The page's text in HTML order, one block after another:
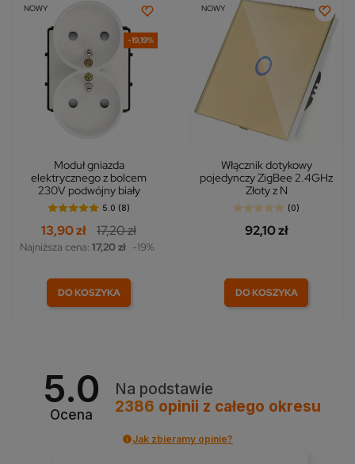
-19,19%
NOWY
Moduł gniazda
elektrycznego z bolcem
230V podwójny biały
5.0 (8)
13,90 zł 17,20 zł
Najniższa cena: 17,20 zł -19%
DO KOSZYKA
NOWY
Włącznik dotykowy
pojedynczy ZigBee 2.4GHz
Złoty z N
(0)
92,10 zł
DO KOSZYKA
5.0
Ocena
Na podstawie
2386 opinii z całego okresu
Jak zbieramy opinie?